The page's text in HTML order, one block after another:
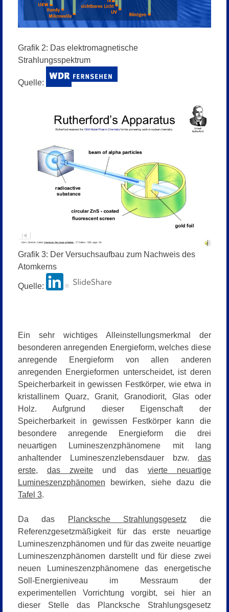
Grafik 2: Das elektromagnetische
Strahlungsspektrum
Quelle:
Grafik 3: Der Versuchsaufbau zum Nachweis des
Atomkerns
Quelle:
Ein sehr wichtiges Alleinstellungsmerkmal der
besonderen anregenden Energieform, welches diese
anregende Energieform von allen anderen
anregenden Energieformen unterscheidet, ist deren
Speicherbarkeit in gewissen Festkörper, wie etwa in
kristallinem Quarz, Granit, Granodiorit, Glas oder
Holz. Aufgrund dieser Eigenschaft der
Speicherbarkeit in gewissen Festkörper kann die
besondere anregende Energieform die drei
neuartigen Lumineszenzphänomene mit lang
anhaltender Lumineszenzlebensdauer bzw. das
erste, das zweiteund das vierte neuartige
Lumineszenzphänomen bewirken, siehe dazu die
Tafel 3.
Da das Plancksche Strahlungsgesetz die
Referenzgesetzmäßigkeit für das erste neuartige
Lumineszenzphänomen und für das zweite neuartige
Lumineszenzphänomen darstellt und für diese zwei
neuen Lumineszenzphänomene das energetische
Soll-Energieniveau im Messraum der
experimentellen Vorrichtung vorgibt, sei hier an
dieser Stelle das Plancksche Strahlungsgesetz